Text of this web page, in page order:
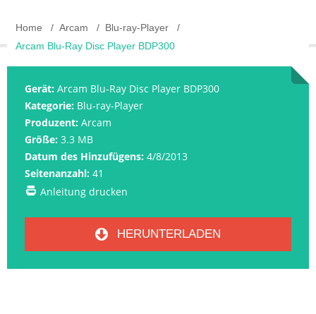
Home Arcam
Blu-ray-Player
Arcam Blu-Ray Disc Player BDP300
Gerät: Arcam Blu-Ray Disc Player BDP300
Kategorie: Blu-ray-Player
Produzent: Arcam
Größe: 3.3 MB
Datum des Hinzufügens: 4/8/2013
Seitenanzahl: 41
Anleitung drucken
HERUNTERLADEN